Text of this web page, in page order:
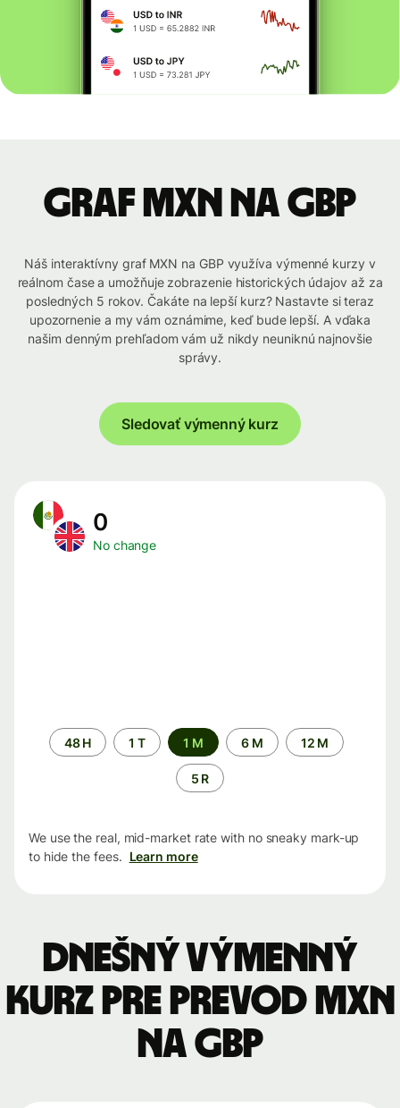
graf MXN na GBP
Náš interaktívny graf MXN na GBP využíva výmenné kurzy v
reálnom čase a umožňuje zobrazenie historických údajov až za
posledných 5 rokov. Čakáte na lepší kurz? Nastavte si teraz
upozornenie a my vám oznámime, keď bude lepší. A vďaka
našim denným prehľadom vám už nikdy neuniknú najnovšie
správy.
Sledovať výmenný kurz
0
No change
Time
period
48 H 1 T 1 M 6 M 12 M
5 R
We use the real, mid-market rate with no sneaky mark-up
to hide the fees. Learn more
Dnešný výmenný
kurz pre prevod MXN
na GBP